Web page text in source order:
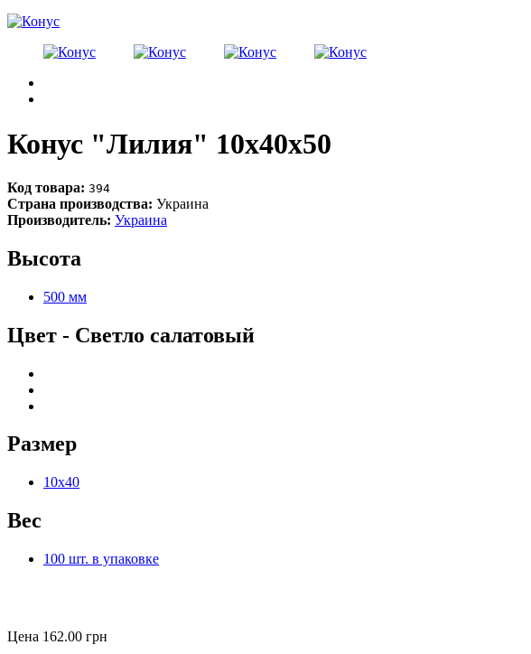
Конус "Лилия" 10х40х50
Код товара: 394
Страна производства: Украина
Производитель: Украина
Высота
500 мм
Цвет - Светло салатовый
Размер
10х40
Вес
100 шт. в упаковке
Цена 162.00 грн